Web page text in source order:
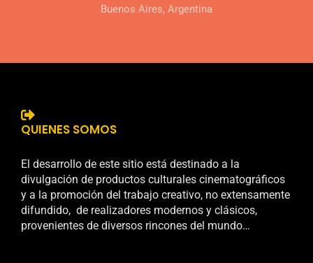
Buenos Aires, Argentina
QUIENES SOMOS
El desarrollo de este sitio está destinado a la
divulgación de productos culturales cinematográficos
y a la promoción del trabajo creativo, no extensamente
difundido, de realizadores modernos y clásicos,
provenientes de diversos rincones del mundo…